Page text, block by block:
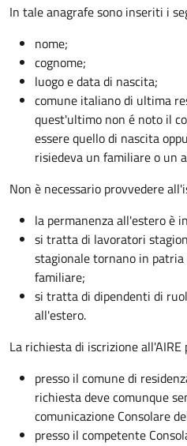
In tale anagrafe sono inseriti i
nome;
cognome;
luogo e data di nascita;
comune italiano di ultima
quest'ultimo non é noto il
essere quello di nascita
risiedeva un familiare o un
Non è necessario provvedere
la permanenza all'estero è
si tratta di lavoratori
stagionale tornano in
familiare;
si tratta di dipendenti di
all'estero.
La richiesta di iscrizione
presso il comune di
richiesta deve comunque
comunicazione Consolare
presso il competente